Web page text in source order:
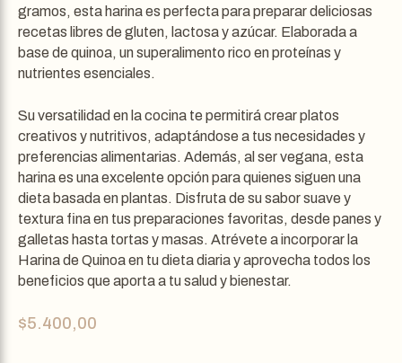
gramos, esta harina es perfecta para preparar deliciosas
recetas libres de gluten, lactosa y azúcar. Elaborada a
base de quinoa, un superalimento rico en proteínas y
nutrientes esenciales.
Su versatilidad en la cocina te permitirá crear platos
creativos y nutritivos, adaptándose a tus necesidades y
preferencias alimentarias. Además, al ser vegana, esta
harina es una excelente opción para quienes siguen una
dieta basada en plantas. Disfruta de su sabor suave y
textura fina en tus preparaciones favoritas, desde panes y
galletas hasta tortas y masas. Atrévete a incorporar la
Harina de Quinoa en tu dieta diaria y aprovecha todos los
beneficios que aporta a tu salud y bienestar.
$5.400,00